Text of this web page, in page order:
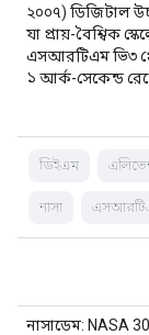
২০০৭) ডিজিটাল
যা প্রায়-বৈশ্বিক
এসআরটিএম ভি৩
১ আর্ক-সেকেন্ড
ডিইএম
নাসা
নাসাডেম: NASA